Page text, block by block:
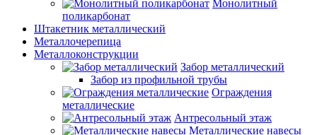
Монолитный
поликарбонат
Штакетник металлический
Металлочерепица
Металлоконструкции
Забор металлический
Забор из профильной трубы
Ограждения
металлические
Антресольный этаж
Металлические навесы